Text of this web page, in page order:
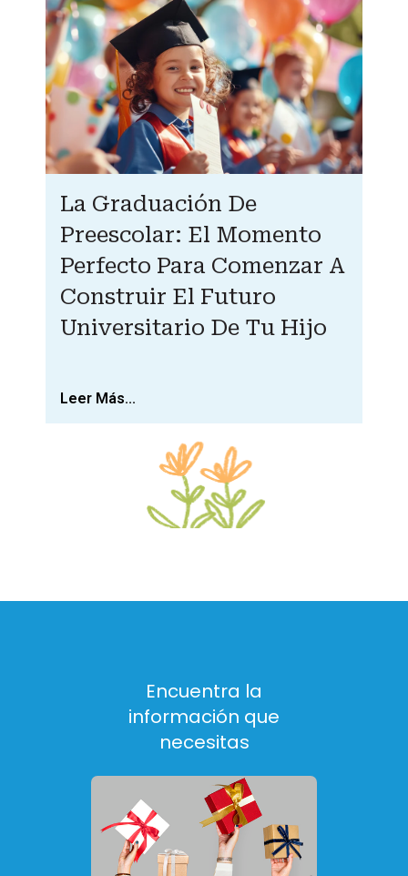
La Graduación De
Preescolar: El Momento
Perfecto Para Comenzar A
Construir El Futuro
Universitario De Tu Hijo
Leer Más...
Encuentra la
información que
necesitas